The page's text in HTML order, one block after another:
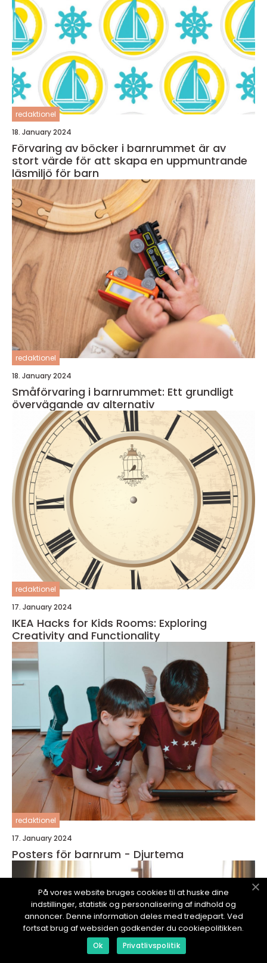
redaktionel
18. January 2024
Förvaring av böcker i barnrummet är av
stort värde för att skapa en uppmuntrande
läsmiljö för barn
redaktionel
18. January 2024
Småförvaring i barnrummet: Ett grundligt
övervägande av alternativ
redaktionel
17. January 2024
IKEA Hacks for Kids Rooms: Exploring
Creativity and Functionality
redaktionel
17. January 2024
Posters för barnrum - Djurtema
På vores website bruges cookies til at huske dine
indstillinger, statistik og personalisering af indhold og
annoncer. Denne information deles med tredjepart. Ved
fortsat brug af websiden godkender du cookiepolitikken.
Ok Privatlivspolitik